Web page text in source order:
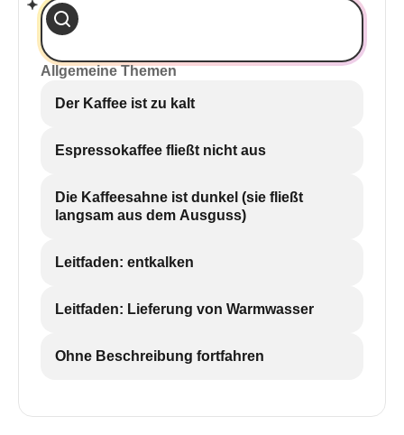
Allgemeine Themen
Der Kaffee ist zu kalt
Espressokaffee fließt nicht aus
Die Kaffeesahne ist dunkel (sie fließt
langsam aus dem Ausguss)
Leitfaden: entkalken
Leitfaden: Lieferung von Warmwasser
Ohne Beschreibung fortfahren